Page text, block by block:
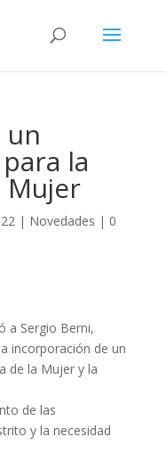
un
la
Mujer
| Novedades | 0
a Sergio Berni,
incorporación de un
de la Mujer y la
de las
y la necesidad